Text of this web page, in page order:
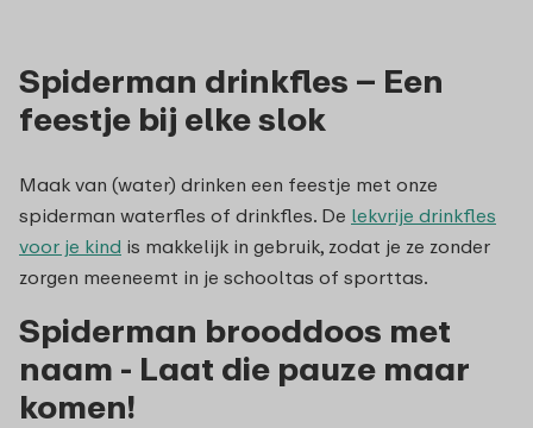
Spiderman drinkfles – Een
feestje bij elke slok
Maak van (water) drinken een feestje met onze
spiderman waterfles of drinkfles. De lekvrije drinkfles
voor je kind is makkelijk in gebruik, zodat je ze zonder
zorgen meeneemt in je schooltas of sporttas.
Spiderman brooddoos met
naam - Laat die pauze maar
komen!